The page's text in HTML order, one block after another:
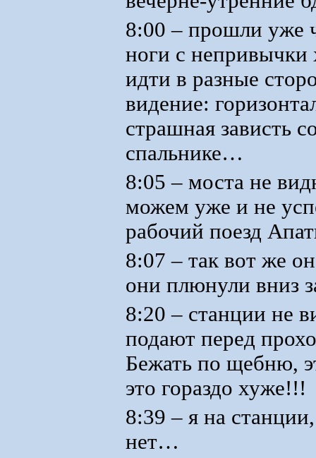
8:00 – прошли уже
ноги с
идти в разные
видение:
страшная зависть
спальнике…
8:05 – моста не
можем уже и не
рабочий поезд
8:07 – так вот же
они плюнули вниз
8:20 – станции не
подают перед
Бежать по щебню,
это гораздо хуже!!!
8:39 – я на
нет…